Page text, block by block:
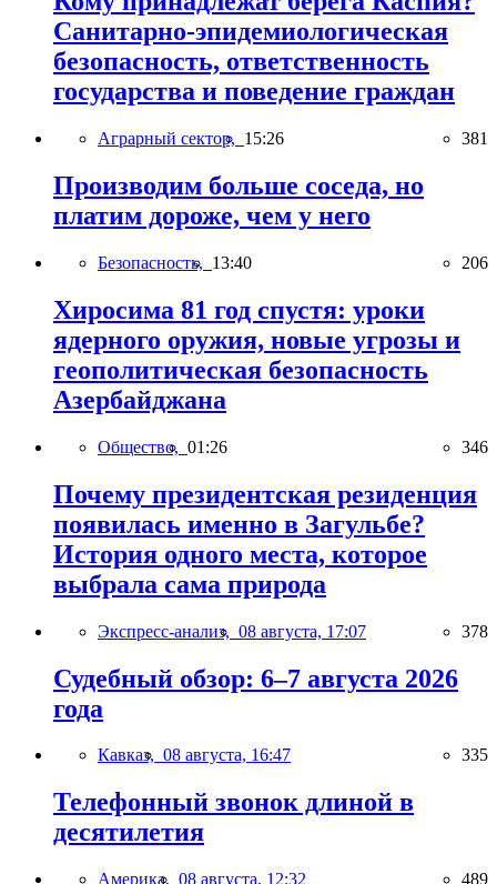
Санитарно-эпидемиологическая
безопасность, ответственность
государства и поведение граждан
Аграрный сектор, 15:26 381
Производим больше соседа, но
платим дороже, чем у него
Безопасность, 13:40 206
Хиросима 81 год спустя: уроки
ядерного оружия, новые угрозы и
геополитическая безопасность
Азербайджана
Общество, 01:26 346
Почему президентская резиденция
появилась именно в Загульбе?
История одного места, которое
выбрала сама природа
Экспресс-анализ, 08 августа, 17:07 378
Судебный обзор: 6–7 августа 2026
года
Кавказ, 08 августа, 16:47 335
Телефонный звонок длиной в
десятилетия
Америка, 08 августа, 12:32 489